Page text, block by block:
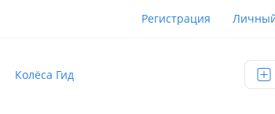
Регистрация
Колёса Гид